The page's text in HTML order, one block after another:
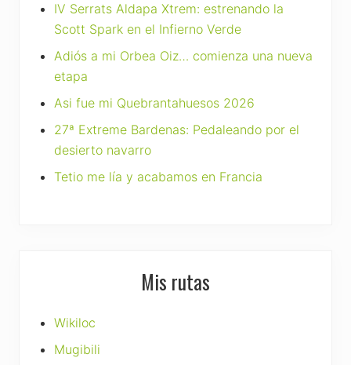
IV Serrats Aldapa Xtrem: estrenando la
Scott Spark en el Infierno Verde
Adiós a mi Orbea Oiz… comienza una nueva
etapa
Asi fue mi Quebrantahuesos 2026
27ª Extreme Bardenas: Pedaleando por el
desierto navarro
Tetio me lía y acabamos en Francia
Mis rutas
Wikiloc
Mugibili